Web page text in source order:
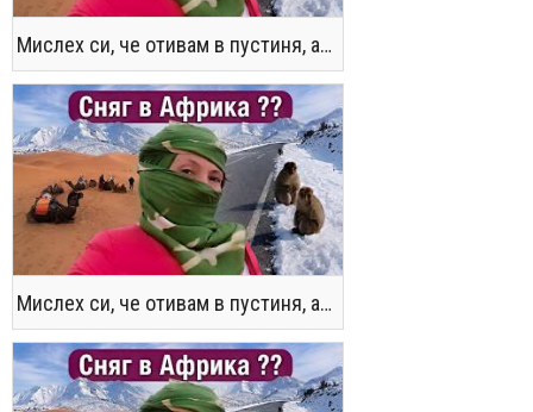
Мислех си, че отивам в пустиня, а се озовах в снега !! / Not the Morocco You Know
Мислех си, че отивам в пустиня, а се озовах в снега !! / Not the Morocco You Know